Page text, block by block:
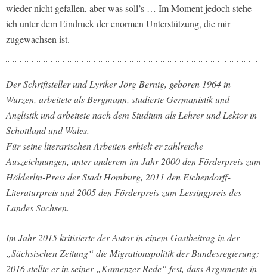
wieder nicht gefallen, aber was soll’s … Im Moment jedoch stehe
ich unter dem Eindruck der enormen Unterstützung, die mir
zugewachsen ist.
Der Schriftsteller und Lyriker Jörg Bernig, geboren 1964 in
Wurzen, arbeitete als Bergmann, studierte Germanistik und
Anglistik und arbeitete nach dem Studium als Lehrer und Lektor in
Schottland und Wales.
Für seine literarischen Arbeiten erhielt er zahlreiche
Auszeichnungen, unter anderem im Jahr 2000 den Förderpreis zum
Hölderlin-Preis der Stadt Homburg, 2011 den Eichendorff-
Literaturpreis und 2005 den Förderpreis zum Lessingpreis des
Landes Sachsen.
Im Jahr 2015 kritisierte der Autor in einem Gastbeitrag in der
„Sächsischen Zeitung“ die Migrationspolitik der Bundesregierung;
2016 stellte er in seiner „Kamenzer Rede“ fest, dass Argumente in